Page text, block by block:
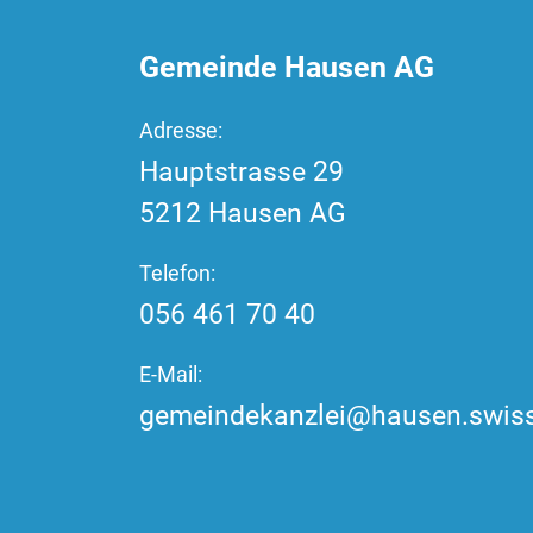
Gemeinde Hausen AG
Adresse:
Hauptstrasse 29
5212 Hausen AG
Telefon:
056 461 70 40
E-Mail: